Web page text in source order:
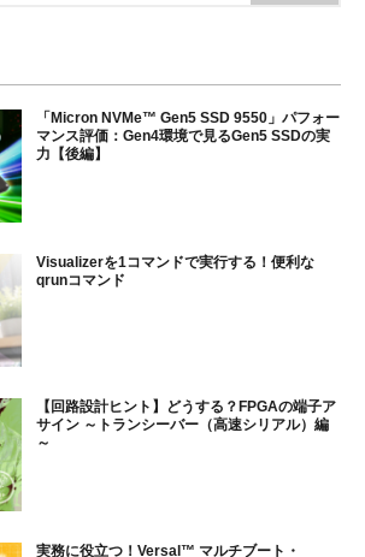
「Micron NVMe™ Gen5 SSD 9550」パフォー
マンス評価：Gen4環境で見るGen5 SSDの実
力【後編】
Visualizerを1コマンドで実行する！便利な
qrunコマンド
【回路設計ヒント】どうする？FPGAの端子ア
サイン ～トランシーバー（高速シリアル）編
～
実務に役立つ！Versal™ マルチブート・